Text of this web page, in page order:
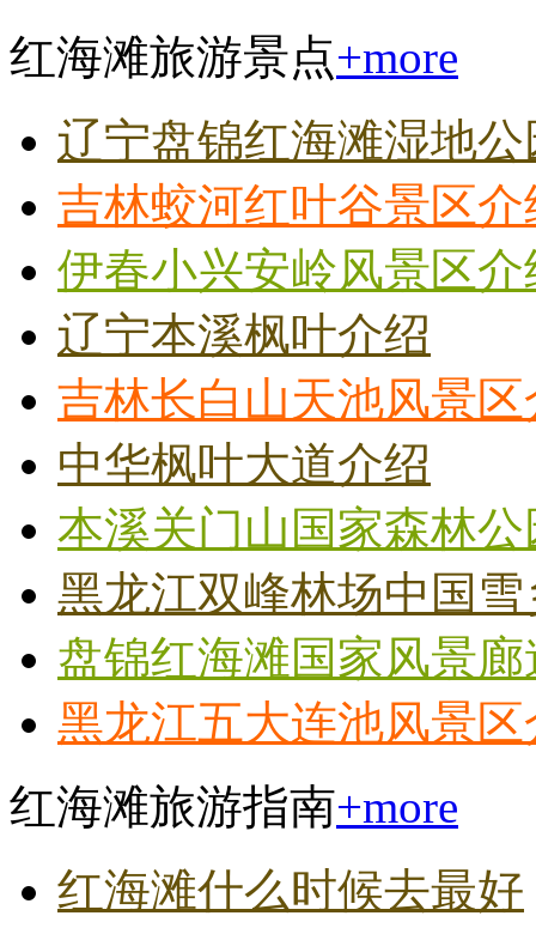
红海滩旅游景点+more
辽宁盘锦红海滩湿地
吉林蛟河红叶谷景区介
伊春小兴安岭风景区介
辽宁本溪枫叶介绍
吉林长白山天池风景区
中华枫叶大道介绍
本溪关门山国家森林公
黑龙江双峰林场中国
盘锦红海滩国家风景
黑龙江五大连池风景区
红海滩旅游指南+more
红海滩什么时候去最好